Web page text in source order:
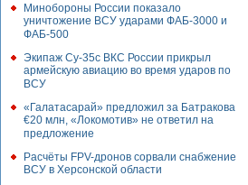
Минобороны России показало
уничтожение ВСУ ударами ФАБ-3000 и
ФАБ-500
Экипаж Су-35с ВКС России прикрыл
армейскую авиацию во время ударов по
ВСУ
«Галатасарай» предложил за Батракова
€20 млн, «Локомотив» не ответил на
предложение
Расчёты FPV-дронов сорвали снабжение
ВСУ в Херсонской области